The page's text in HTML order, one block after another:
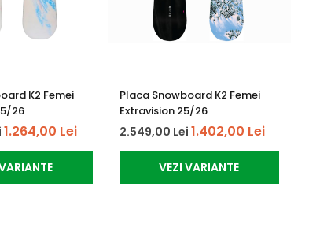
K2 Femei
26
1.264,00 Lei
Placa Snowboard K2 Femei
Extravision 25/26
2.549,00 Lei1.402,00 Lei
VEZI VARIANTE